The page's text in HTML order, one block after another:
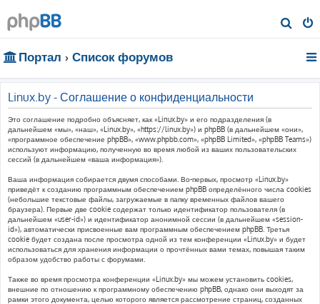
о
Портал Список форумов
Linux.by - Соглашение о конфиденциальности
Это соглашение подробно объясняет, как «Linux.by» и его подразделения (в
дальнейшем «мы», «наш», «Linux.by», «https://linux.by») и phpBB (в дальнейшем «они»,
«программное обеспечение phpBB», «www.phpbb.com», «phpBB Limited», «phpBB Teams»)
используют информацию, полученную во время любой из ваших пользовательских
сессий (в дальнейшем «ваша информация»).
Ваша информация собирается двумя способами. Во-первых, просмотр «Linux.by»
приведёт к созданию программным обеспечением phpBB определённого числа cookies
(небольшие текстовые файлы, загружаемые в папку временных файлов вашего
браузера). Первые две cookie содержат только идентификатор пользователя (в
дальнейшем «user-id») и идентификатор анонимной сессии (в дальнейшем «session-
id»), автоматически присвоенные вам программным обеспечением phpBB. Третья
cookie будет создана после просмотра одной из тем конференции «Linux.by» и будет
использоваться для хранения информации о прочтённых вами темах, повышая таким
образом удобство работы с форумами.
Также во время просмотра конференции «Linux.by» мы можем установить cookies,
внешние по отношению к программному обеспечению phpBB, однако они выходят за
рамки этого документа, целью которого является рассмотрение страниц, созданных